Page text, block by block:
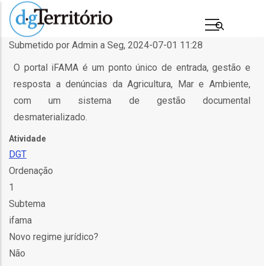
Passar
para
principal
Submetido por Admin a Seg, 2024-07-01 11:28
O portal iFAMA é um ponto único de entrada, gestão e
resposta a denúncias da Agricultura, Mar e Ambiente,
com um sistema de gestão documental
desmaterializado.
Atividade
DGT
Ordenação
1
Subtema
ifama
Novo regime jurídico?
Não